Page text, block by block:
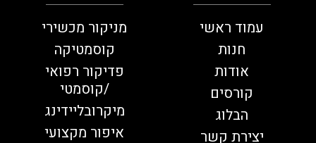
עמוד ראשי
חנות
אודות
קורסים
הבלוג
יצירת קשר
מניקור מכשירי
קוסמטיקה
פדיקור רפואי
/קוסמטי
מיקרובליידינג
איפור מקצועי